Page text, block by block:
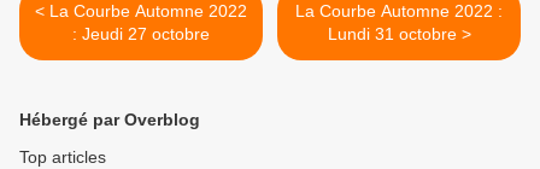
< La Courbe Automne 2022
: Jeudi 27 octobre
La Courbe Automne 2022 :
Lundi 31 octobre >
Hébergé par Overblog
Top articles